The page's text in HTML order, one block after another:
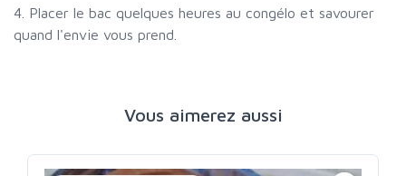
4. Placer le bac quelques heures au congélo et savourer
quand l'envie vous prend.
Vous aimerez aussi